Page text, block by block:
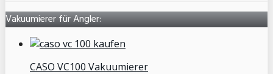
Vakuumierer für Angler:
CASO VC100 Vakuumierer